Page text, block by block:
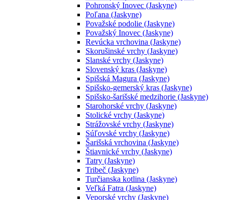
Pohronský Inovec (Jaskyne)
Poľana (Jaskyne)
Považské podolie (Jaskyne)
Považský Inovec (Jaskyne)
Revúcka vrchovina (Jaskyne)
Skorušinské vrchy (Jaskyne)
Slanské vrchy (Jaskyne)
Slovenský kras (Jaskyne)
Spišská Magura (Jaskyne)
Spišsko-gemerský kras (Jaskyne)
Spišsko-šarišské medzihorie (Jaskyne)
Starohorské vrchy (Jaskyne)
Stolické vrchy (Jaskyne)
Strážovské vrchy (Jaskyne)
Súľovské vrchy (Jaskyne)
Šarišská vrchovina (Jaskyne)
Štiavnické vrchy (Jaskyne)
Tatry (Jaskyne)
Tribeč (Jaskyne)
Turčianska kotlina (Jaskyne)
Veľká Fatra (Jaskyne)
Veporské vrchy (Jaskyne)